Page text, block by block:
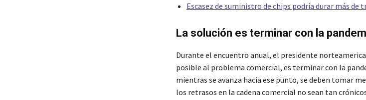
Escasez de suministro de chips podría durar más de
La solución es terminar con la
Durante el encuentro anual, el presidente
posible al problema comercial, es terminar con la
mientras se avanza hacia ese punto, se deben tomar
los retrasos en la cadena comercial no sean tan